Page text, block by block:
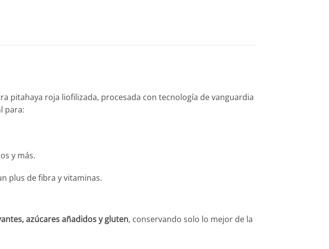
pitahaya roja liofilizada, procesada con tecnología de vanguardia
para:
y más.
plus de fibra y vitaminas.
azúcares añadidos y gluten, conservando solo lo mejor de la